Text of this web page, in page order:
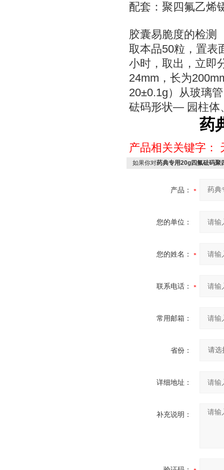
配套：聚四氟乙烯
胶囊易脆度的检测
取本品50粒，置表
小时，取出，立即
24mm，长为
20±0.1g）从玻璃
砝码形状— 园柱体
药
产品相关关键字：
如果你对药典专用20g四氟砝码聚
产品：
您的单位：
您的姓名：
联系电话：
常用邮箱：
省份：
详细地址：
补充说明：